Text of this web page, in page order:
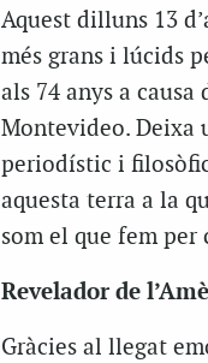
Aquest dilluns 13
més grans i lúcids
als 74 anys a
Montevideo. Deixa
periodístic i
aquesta terra a la
som el que fem per
Revelador de
Gràcies al llegat